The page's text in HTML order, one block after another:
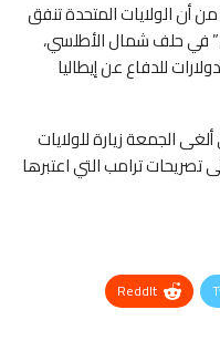
أن الولايات المتحدة تنفق
في حلف شمال الأطلسي،
للدفاع عن إيطاليا
ألغى الجمعة زيارة للولايات
تصريحات ترامب التي اعتبرها
ReddIt